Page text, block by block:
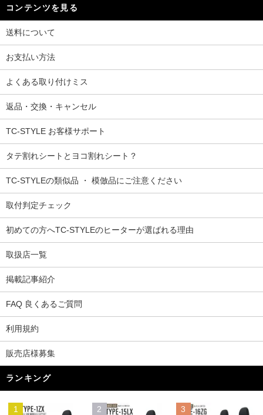
コンテンツを見る
送料について
お支払い方法
よくある取り付けミス
返品・交換・キャンセル
TC-STYLE お客様サポート
タテ割れシートとヨコ割れシート？
TC-STYLEの類似品 ・ 模倣品にご注意ください
取付判定チェック
初めての方へTC-STYLEのヒーターが選ばれる理由
取扱店一覧
掲載記事紹介
FAQ 良くあるご質問
利用規約
販売店様募集
ランキング
1 2 3